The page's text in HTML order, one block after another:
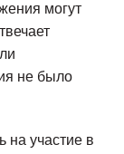
могут
не было
на участие в